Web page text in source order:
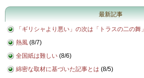
最新記事
「ギリシャより悪い」の次は「トラスの二の舞」
熱風 (8/7)
全国紙は難しい (8/6)
綿密な取材に基づいた記事とは (8/5)